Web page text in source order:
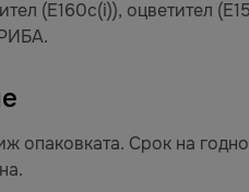
(E160c(i)),
опаковката. Срок на